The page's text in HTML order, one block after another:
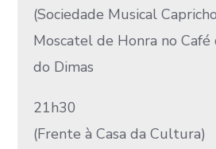
(Sociedade Musical
Moscatel de Honra no
do Dimas
21h30
(Frente à Casa da Cultura)